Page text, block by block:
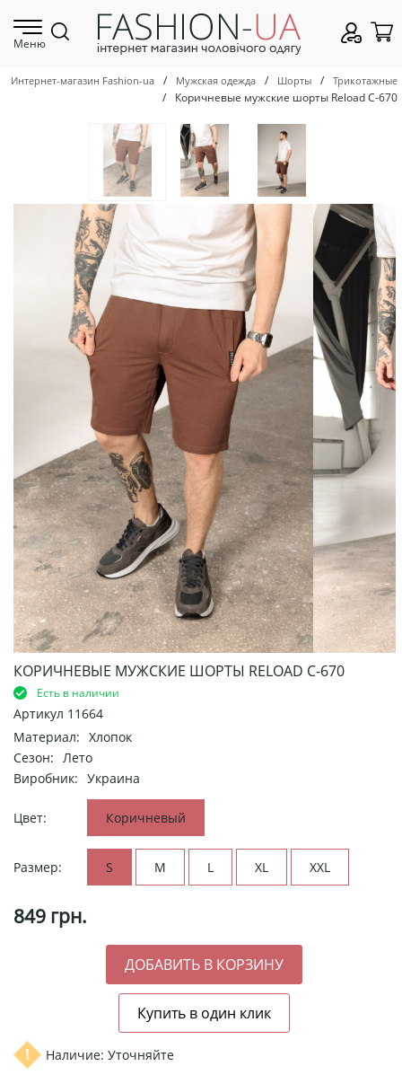
Меню
Интернет-магазин Fashion-ua / Мужская одежда / Шорты / Трикотажные
/ Коричневые мужские шорты Reload С-670
КОРИЧНЕВЫЕ МУЖСКИЕ ШОРТЫ RELOAD С-670
Есть в наличии
Артикул 11664
Материал: Хлопок
Сезон:
Лето
Виробник: Украина
Цвет: Коричневый
Размер: S M L XL XXL
849 грн.
Наличие: Уточняйте